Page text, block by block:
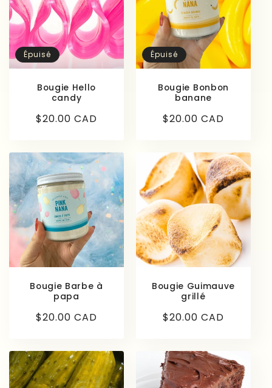
Épuisé
Bougie Hello
candy
Prix
$20.00 CAD
Épuisé
Bougie Bonbon
banane
Prix
$20.00 CAD
Bougie Barbe à
papa
Prix
$20.00 CAD
Bougie Guimauve
grillé
Prix
$20.00 CAD